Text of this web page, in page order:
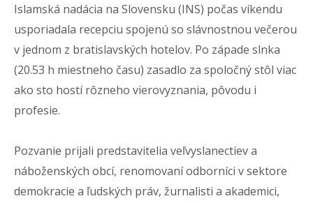
Islamská nadácia na Slovensku (INS) počas víkendu
usporiadala recepciu spojenú so slávnostnou večerou
v jednom z bratislavských hotelov. Po západe slnka
(20.53 h miestneho času) zasadlo za spoločný stôl viac
ako sto hostí rôzneho vierovyznania, pôvodu i
profesie.
Pozvanie prijali predstavitelia veľvyslanectiev a
náboženských obcí, renomovaní odborníci v sektore
demokracie a ľudských práv, žurnalisti a akademici,